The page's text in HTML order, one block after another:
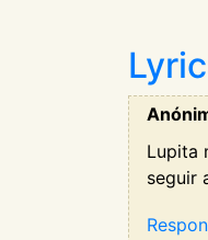
Lupita
seguir